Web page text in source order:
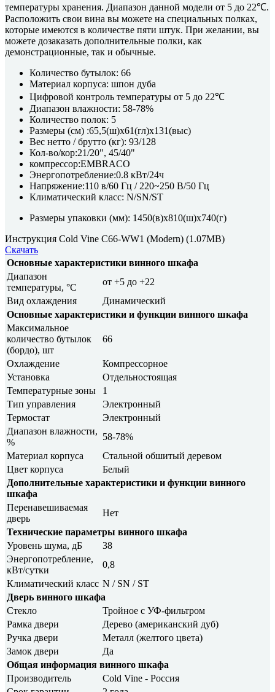
температуры хранения. Диапазон данной модели от 5 до 22℃.
Расположить свои вина вы можете на специальных полках,
которые имеются в количестве пяти штук. При желании, вы
можете дозаказать дополнительные полки, как
демонстрационные, так и обычные.
Количество бутылок: 66
Материал корпуса: шпон дуба
Цифровой контроль температуры от 5 до 22℃
Диапазон влажности: 58-78%
Количество полок: 5
Размеры (см) :65,5(ш)х61(гл)х131(выс)
Вес нетто / брутто (кг): 93/128
Кол-во/кор:21/20", 45/40"
компрессор:EMBRACO
Энергопотребление:0.8 кВт/24ч
Напряжение:110 в/60 Гц / 220~250 В/50 Гц
Климатический класс: N/SN/ST
Размеры упаковки (мм): 1450(в)х810(ш)х740(г)
Инструкция Cold Vine C66-WW1 (Modern) (1.07MB)
Скачать
Основные характеристики винного шкафа
Диапазон
температуры, °C
от +5 до +22
Вид охлаждения
Динамический
Основные характеристики и функции винного шкафа
Максимальное
количество бутылок
(бордо), шт
66
Охлаждение
Компрессорное
Установка
Отдельностоящая
Температурные зоны
1
Тип управления
Электронный
Термостат
Электронный
Диапазон влажности,
%
58-78%
Материал корпуса
Стальной обшитый деревом
Цвет корпуса
Белый
Дополнительные характеристики и функции винного
шкафа
Перенавешиваемая
дверь
Нет
Технические параметры винного шкафа
Уровень шума, дБ
38
Энергопотребление,
кВт/сутки
0,8
Климатический класс N / SN / ST
Дверь винного шкафа
Стекло
Тройное с УФ-фильтром
Рамка двери
Дерево (американский дуб)
Ручка двери
Металл (желтого цвета)
Замок двери
Да
Общая информация винного шкафа
Производитель
Cold Vine - Россия